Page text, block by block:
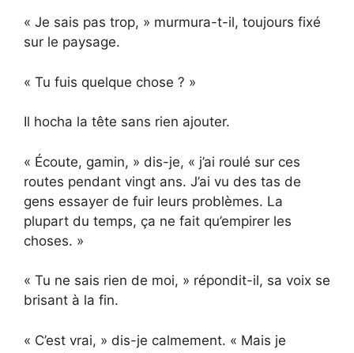
« Je sais pas trop, » murmura-t-il, toujours fixé
sur le paysage.
« Tu fuis quelque chose ? »
Il hocha la tête sans rien ajouter.
« Écoute, gamin, » dis-je, « j’ai roulé sur ces
routes pendant vingt ans. J’ai vu des tas de
gens essayer de fuir leurs problèmes. La
plupart du temps, ça ne fait qu’empirer les
choses. »
« Tu ne sais rien de moi, » répondit-il, sa voix se
brisant à la fin.
« C’est vrai, » dis-je calmement. « Mais je